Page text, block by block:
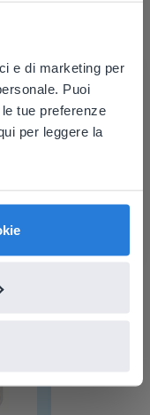
e di marketing per
Puoi
tue preferenze
per leggere la
you might
There you'll